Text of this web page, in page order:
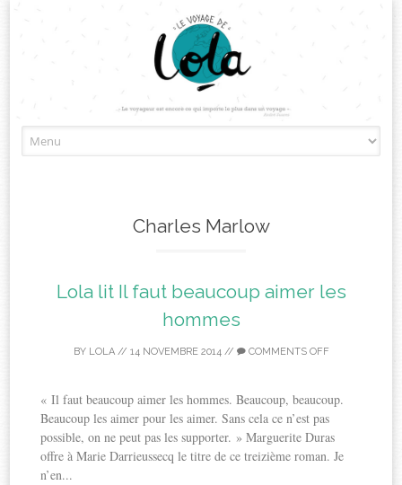
to
Charles Marlow
Lola lit Il faut beaucoup aimer les
hommes
BY LOLA// 14 NOVEMBRE 2014// COMMENTS OFF
« Il faut beaucoup aimer les hommes. Beaucoup, beaucoup.
Beaucoup les aimer pour les aimer. Sans cela ce n’est pas
possible, on ne peut pas les supporter. » Marguerite Duras
offre à Marie Darrieussecq le titre de ce treizième roman. Je
n’en...